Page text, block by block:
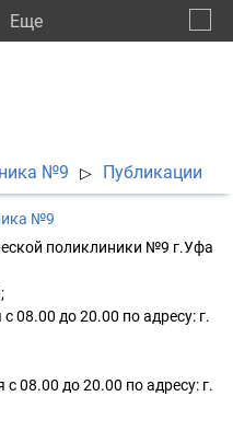
Eще
№9 ▷ Публикации
№9
поликлиники №9 г.Уфа
08.00 до 20.00 по адресу: г.
08.00 до 20.00 по адресу: г.